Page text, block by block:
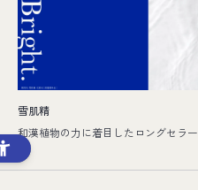
雪肌精
和漢植物の力に着目したロングセラー